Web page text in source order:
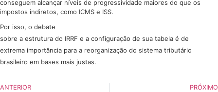
conseguem alcançar níveis de progressividade maiores do que os
impostos indiretos, como ICMS e ISS.
Por isso, o debate
sobre a estrutura do IRRF e a configuração de sua tabela é de
extrema importância para a reorganização do sistema tributário
brasileiro em bases mais justas.
ANTERIOR PRÓXIMO